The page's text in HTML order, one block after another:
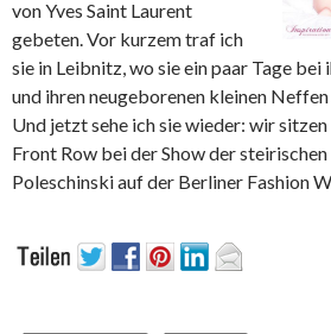
von Yves Saint Laurent
gebeten. Vor kurzem traf ich
sie in Leibnitz, wo sie ein paar Tage
und ihren neugeborenen kleinen
Und jetzt sehe ich sie wieder: wir
Front Row bei der Show der
Poleschinski auf der Berliner Fashion